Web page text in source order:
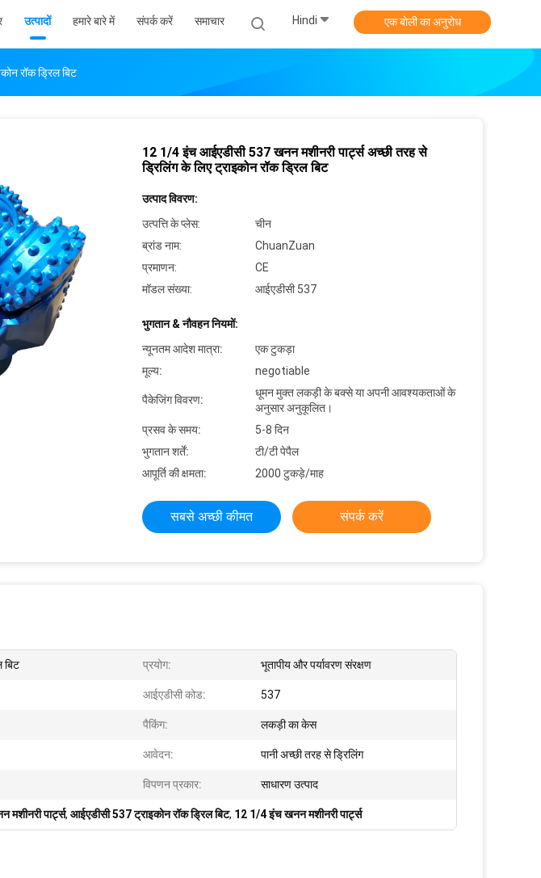
उत्पादों हमारे बारे में संपर्क करें समाचार Hindi एक बोली का अनुरोध
रॉक ड्रिल बिट
12 1/4 इंच आईएडीसी 537 खनन मशीनरी पार्ट्स अच्छी तरह से
ड्रिलिंग के लिए ट्राइकोन रॉक ड्रिल बिट
उत्पाद विवरण:
उत्पत्ति के प्लेस:
चीन
ब्रांड नाम:
ChuanZuan
प्रमाणन:
CE
मॉडल संख्या:
आईएडीसी 537
भुगतान & नौवहन नियमों:
न्यूनतम आदेश मात्रा:
एक टुकड़ा
मूल्य:
negotiable
पैकेजिंग विवरण:
धूमन मुक्त लकड़ी के बक्से या अपनी आवश्यकताओं के
अनुसार अनुकूलित।
प्रसव के समय:
5-8 दिन
भुगतान शर्तें:
टी/टी पेपैल
आपूर्ति की क्षमता:
2000 टुकड़े/माह
सबसे अच्छी कीमत संपर्क करें
बिट प्रयोग: भूतापीय और पर्यावरण संरक्षण
आईएडीसी कोड: 537
पैकिंग: लकड़ी का केस
आवेदन: पानी अच्छी तरह से ड्रिलिंग
विपणन प्रकार: साधारण उत्पाद
पार्ट्स, आईएडीसी 537 ट्राइकोन रॉक ड्रिल बिट, 12 1/4 इंच खनन मशीनरी पार्ट्स